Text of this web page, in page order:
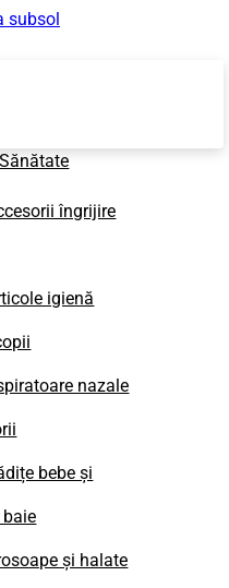
subsol
îngrijire
igienă
nazale
bebe și
și halate